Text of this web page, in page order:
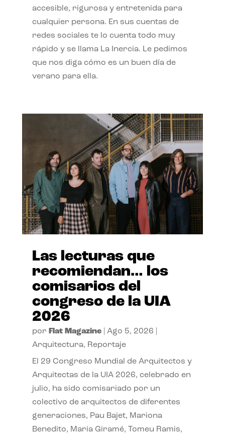
accesible, rigurosa y entretenida para
cualquier persona. En sus cuentas de
redes sociales te lo cuenta todo muy
rápido y se llama La Inercia. Le pedimos
que nos diga cómo es un buen día de
verano para ella.
Las lecturas que
recomiendan… los
comisarios del
congreso de la UIA
2026
por Flat Magazine| Ago 5, 2026
Arquitectura, Reportaje
El 29 Congreso Mundial de Arquitectos y
Arquitectas de la UIA 2026, celebrado en
julio, ha sido comisariado por un
colectivo de arquitectos de diferentes
generaciones, Pau Bajet, Mariona
Benedito, Maria Giramé, Tomeu Ramis,